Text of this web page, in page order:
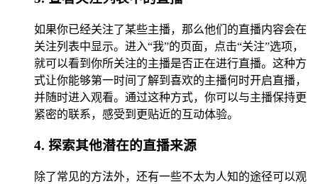
如果你已经关注了某些主播，那么他们的直播内容会在
关注列表中显示。进入“我”的页面，点击“关注”选项，
就可以看到你所关注的主播是否正在进行直播。这种方
式让你能够第一时间了解到喜欢的主播何时开启直播，
并随时进入观看。通过这种方式，你可以与主播保持更
紧密的联系，感受到更贴近的互动体验。
4. 探索其他潜在的直播来源
除了常见的方法外，还有一些不太为人知的途径可以观